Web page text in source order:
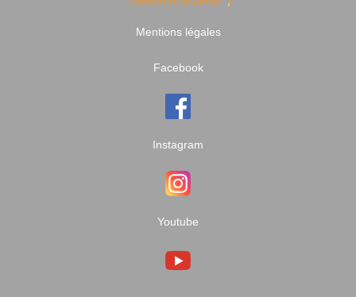
Mentions légales
Facebook
Instagram
Youtube